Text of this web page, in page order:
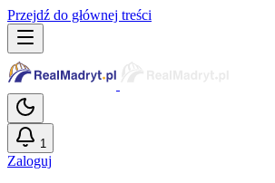
Przejdź do głównej treści
1
Zaloguj